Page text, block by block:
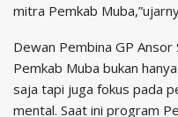
mitra Pemkab
Dewan Pembina GP Ansor
Pemkab Muba bukan
saja tapi juga fokus pada
mental. Saat ini program